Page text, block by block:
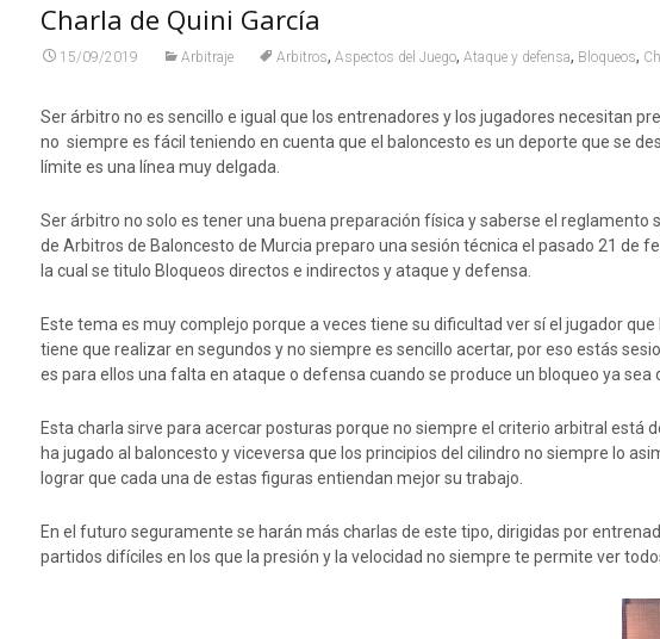
Charla de Quini García
15/09/2019 Arbitraje Arbitros, Aspectos del Juego, Ataque y defensa, Bloqueos,
Ser árbitro no es sencillo e igual que los entrenadores y los jugadores necesitan
no siempre es fácil teniendo en cuenta que el baloncesto es un deporte que se
límite es una línea muy delgada.
Ser árbitro no solo es tener una buena preparación física y saberse el
de Arbitros de Baloncesto de Murcia preparo una sesión técnica el pasado 21 de
la cual se titulo Bloqueos directos e indirectos y ataque y defensa.
Este tema es muy complejo porque a veces tiene su dificultad ver sí el jugador
tiene que realizar en segundos y no siempre es sencillo acertar, por eso estás
es para ellos una falta en ataque o defensa cuando se produce un bloqueo ya sea
Esta charla sirve para acercar posturas porque no siempre el criterio arbitral está
ha jugado al baloncesto y viceversa que los principios del cilindro no siempre lo
lograr que cada una de estas figuras entiendan mejor su trabajo.
En el futuro seguramente se harán más charlas de este tipo, dirigidas por
partidos difíciles en los que la presión y la velocidad no siempre te permite ver